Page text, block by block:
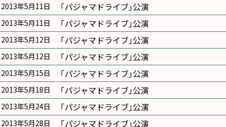
2013年5月11日 ｢パジャマドライブ｣公演
2013年5月11日 ｢パジャマドライブ｣公演
2013年5月12日 ｢パジャマドライブ｣公演
2013年5月12日 ｢パジャマドライブ｣公演
2013年5月15日 ｢パジャマドライブ｣公演
2013年5月18日 ｢パジャマドライブ｣公演
2013年5月24日 ｢パジャマドライブ｣公演
2013年5月28日 ｢パジャマドライブ｣公演